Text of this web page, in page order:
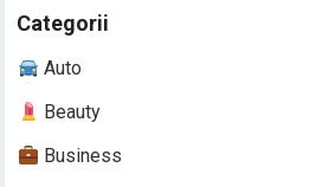
Categorii
Auto
Beauty
Business